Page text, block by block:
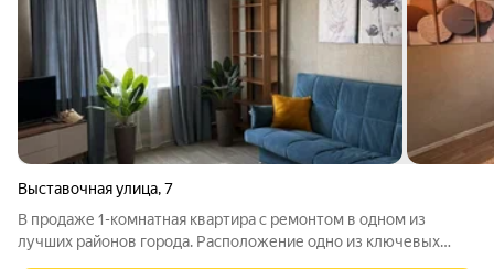
Выставочная улица,7
В продаже 1-комнатная квартира с ремонтом в одном из
лучших районов города. Расположение одно из ключевых